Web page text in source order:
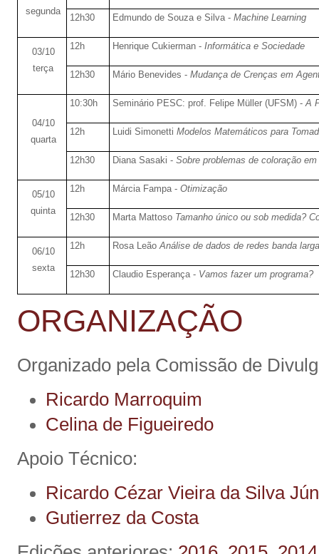
segunda
12h30 Edmundo de Souza e Silva - Machine Learning
03/10
terça
12h Henrique Cukierman - Informática e Sociedade
12h30 Mário Benevides - Mudança de Crenças em
04/10
quarta
10:30h Seminário PESC: prof. Felipe Müller (UFSM) -A
12h Luidi Simonetti Modelos Matemáticos para
12h30 Diana Sasaki - Sobre problemas de coloração
05/10
quinta
12h Márcia Fampa - Otimização
12h30 Marta Mattoso Tamanho único ou sob medida?
06/10
sexta
12h Rosa LeãoAnálise de dados de redes banda
12h30 Claudio Esperança - Vamos fazer um programa?
ORGANIZAÇÃO
Organizado pela Comissão de
Ricardo Marroquim
Celina de Figueiredo
Apoio Técnico:
Ricardo Cézar Vieira da Silva
Gutierrez da Costa